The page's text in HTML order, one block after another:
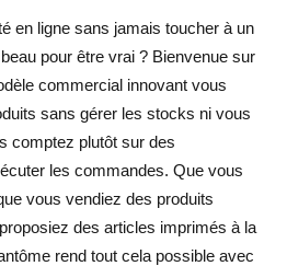
sociaux
et blogging
fantôme
en ligne sans jamais toucher à un
pour être vrai ? Bienvenue sur
commercial innovant vous
sans gérer les stocks ni vous
comptez plutôt sur des
les commandes. Que vous
vous vendiez des produits
des articles imprimés à la
rend tout cela possible avec